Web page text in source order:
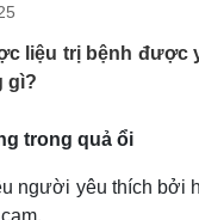
Quân sự - Quốc
Phân tích
liệu trị bệnh
gì?
trong quả ổi
người yêu thích bởi